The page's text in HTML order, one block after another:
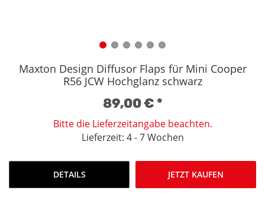
Maxton Design Diffusor Flaps für Mini Cooper
R56 JCW Hochglanz schwarz
89,00 €*
Bitte die Lieferzeitangabe beachten.
Lieferzeit: 4 - 7 Wochen
DETAILS JETZT KAUFEN